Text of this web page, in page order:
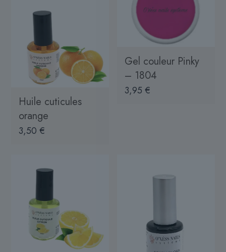
Huile cuticules
orange
3,50€
Gel couleur Pinky
– 1804
3,95€